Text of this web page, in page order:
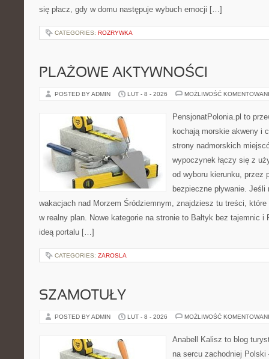
się płacz, gdy w domu następuje wybuch emocji […]
CATEGORIES: ROZRYWKA
PLAŻOWE AKTYWNOŚCI
POSTED BY ADMIN LUT - 8 - 2026 MOŻLIWOŚĆ
PensjonatPolonia.pl to
kochają morskie akweny i
strony nadmorskich
wypoczynek łączy się z
od wyboru kierunku, przez
bezpieczne pływanie.
wakacjach nad Morzem Śródziemnym, znajdziesz tu treści, które
w realny plan. Nowe kategorie na stronie to Bałtyk bez tajemnic i
ideą portalu […]
CATEGORIES: ZAROSLA
SZAMOTUŁY
POSTED BY ADMIN LUT - 8 - 2026 MOŻLIWOŚĆ
Anabell Kalisz to blog
na sercu zachodniej